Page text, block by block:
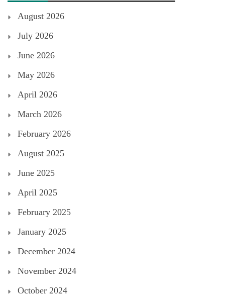
August 2026
July 2026
June 2026
May 2026
April 2026
March 2026
February 2026
August 2025
June 2025
April 2025
February 2025
January 2025
December 2024
November 2024
October 2024